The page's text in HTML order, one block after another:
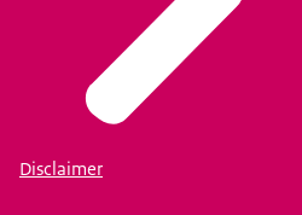
Disclaimer